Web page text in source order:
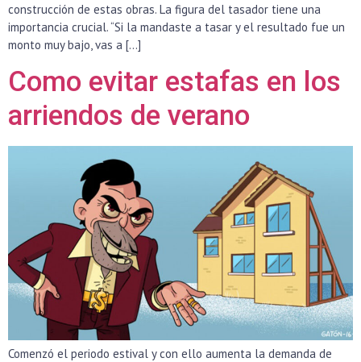
construcción de estas obras. La figura del tasador tiene una
importancia crucial. “Si la mandaste a tasar y el resultado fue un
monto muy bajo, vas a […]
Como evitar estafas en los
arriendos de verano
Comenzó el periodo estival y con ello aumenta la demanda de